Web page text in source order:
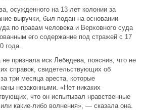
осужденного на 13 лет колонии за
выручки, был подан на основании
по правам человека и Верховного cуда
его содержание под стражей с 17
года.
признала иск Лебедева, пояснив, что не
справок, свидетельствующих об
три месяца ареста, которые
незаконными. «Нет никаких
что он испытывал нравственные
какие-либо волнения», — сказала она.